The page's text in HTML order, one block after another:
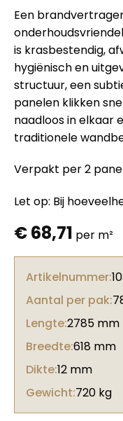
Een
is krasbestendig,
hygiënisch en
structuur, een
panelen klikken
naadloos in elkaar
traditionele
Verpakt per 2
Let op: Bij
€68,71 per m²
Artikelnummer:
Aantal per pak:
Lengte:2785 mm
Breedte:618 mm
Dikte:12 mm
Gewicht:720 kg